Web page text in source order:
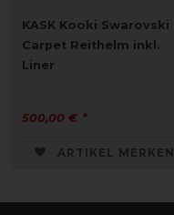
KASK Kooki Swarovski
Carpet Reithelm inkl.
Liner
500,00 € *
ARTIKEL MERKEN